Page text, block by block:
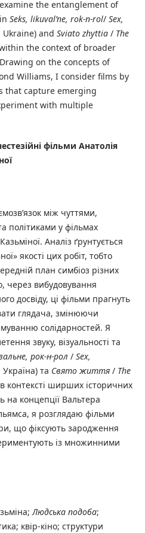
the entanglement of
Seks, likuval’ne, rok-n-rol/ Sex,
and Sviato zhyttia / The
the context of broader
on the concepts of
Williams, I consider films by
that capture emerging
with multiple
фільми Анатолія
між чуттями,
політиками у фільмах
Аналіз ґрунтується
якості цих робіт, тобто
план симбіоз різних
через вибудовування
досвіду, ці фільми прагнуть
глядача, змінюючи
солідарностей. Я
звуку, візуальності та
рок-н-рол / Sex,
та Свято життя/ The
контексті ширших історичних
на концепції Вальтера
я розглядаю фільми
що фіксують зародження
із множинними
Людська подоба;
квір-кіно; структури